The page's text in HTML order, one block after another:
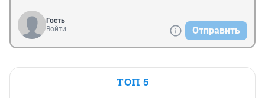
Гость
Войти
Отправить
ТОП 5